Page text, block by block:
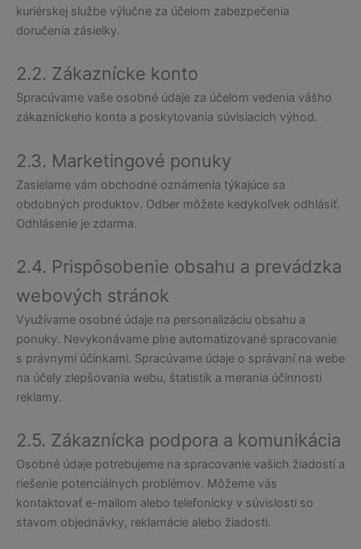
kuriérskej službe výlučne za účelom zabezpečenia
doručenia zásielky.
2.2. Zákaznícke konto
Spracúvame vaše osobné údaje za účelom vedenia vášho
zákazníckeho konta a poskytovania súvisiacich výhod.
2.3. Marketingové ponuky
Zasielame vám obchodné oznámenia týkajúce sa
obdobných produktov. Odber môžete kedykoľvek odhlásiť.
Odhlásenie je zdarma.
2.4. Prispôsobenie obsahu a prevádzka
webových stránok
Využívame osobné údaje na personalizáciu obsahu a
ponuky. Nevykonávame plne automatizované spracovanie
s právnymi účinkami. Spracúvame údaje o správaní na webe
na účely zlepšovania webu, štatistík a merania účinnosti
reklamy.
2.5. Zákaznícka podpora a komunikácia
Osobné údaje potrebujeme na spracovanie vašich žiadostí a
riešenie potenciálnych problémov. Môžeme vás
kontaktovať e-mailom alebo telefonicky v súvislosti so
stavom objednávky, reklamácie alebo žiadosti.